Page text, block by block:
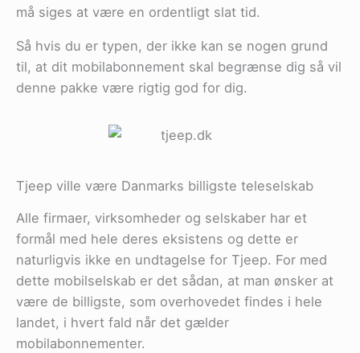
må siges at være en ordentligt slat tid.
Så hvis du er typen, der ikke kan se nogen grund
til, at dit mobilabonnement skal begrænse dig så vil
denne pakke være rigtig god for dig.
Tjeep ville være Danmarks billigste teleselskab
Alle firmaer, virksomheder og selskaber har et
formål med hele deres eksistens og dette er
naturligvis ikke en undtagelse for Tjeep. For med
dette mobilselskab er det sådan, at man ønsker at
være de billigste, som overhovedet findes i hele
landet, i hvert fald når det gælder
mobilabonnementer.